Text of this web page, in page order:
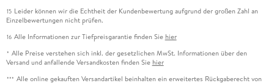
15 Leider können wir die Echtheit der Kundenbewertung aufgrund der großen Zahl an
Einzelbewertungen nicht prüfen.
16 Alle Informationen zur Tiefpreisgarantie finden Sie hier
* Alle Preise verstehen sich inkl. der gesetzlichen MwSt. Informationen über den
Versand und anfallende Versandkosten finden Sie hier
*** Alle online gekauften Versandartikel beinhalten ein erweitertes Rückgaberecht von